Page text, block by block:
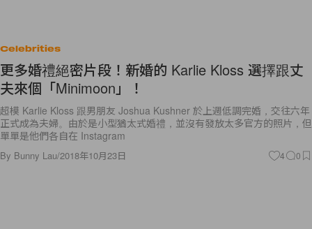
Celebrities
更多婚禮絕密片段！新婚的 Karlie Kloss 選擇跟丈
夫來個「Minimoon」！
超模 Karlie Kloss 跟男朋友 Joshua Kushner 於上週低調完婚，交往六年
正式成為夫婦。由於是小型猶太式婚禮，並沒有發放太多官方的照片，但
單單是他們各自在 Instagram
By Bunny Lau/2018年10月23日 4 0